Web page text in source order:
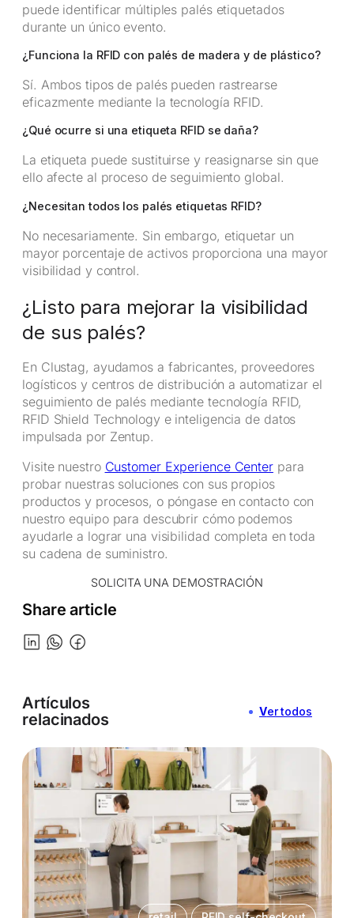
puede identificar múltiples palés etiquetados
durante un único evento.
¿Funciona la RFID con palés de madera y de plástico?
Sí. Ambos tipos de palés pueden rastrearse
eficazmente mediante la tecnología RFID.
¿Qué ocurre si una etiqueta RFID se daña?
La etiqueta puede sustituirse y reasignarse sin que
ello afecte al proceso de seguimiento global.
¿Necesitan todos los palés etiquetas RFID?
No necesariamente. Sin embargo, etiquetar un
mayor porcentaje de activos proporciona una mayor
visibilidad y control.
¿Listo para mejorar la visibilidad
de sus palés?
En Clustag, ayudamos a fabricantes, proveedores
logísticos y centros de distribución a automatizar el
seguimiento de palés mediante tecnología RFID,
RFID Shield Technology e inteligencia de datos
impulsada por Zentup.
Visite nuestro Customer Experience Centerpara
probar nuestras soluciones con sus propios
productos y procesos, o póngase en contacto con
nuestro equipo para descubrir cómo podemos
ayudarle a lograr una visibilidad completa en toda
su cadena de suministro.
SOLICITA UNA DEMOSTRACIÓN
Share article
Artículos
relacinados
Ver todos